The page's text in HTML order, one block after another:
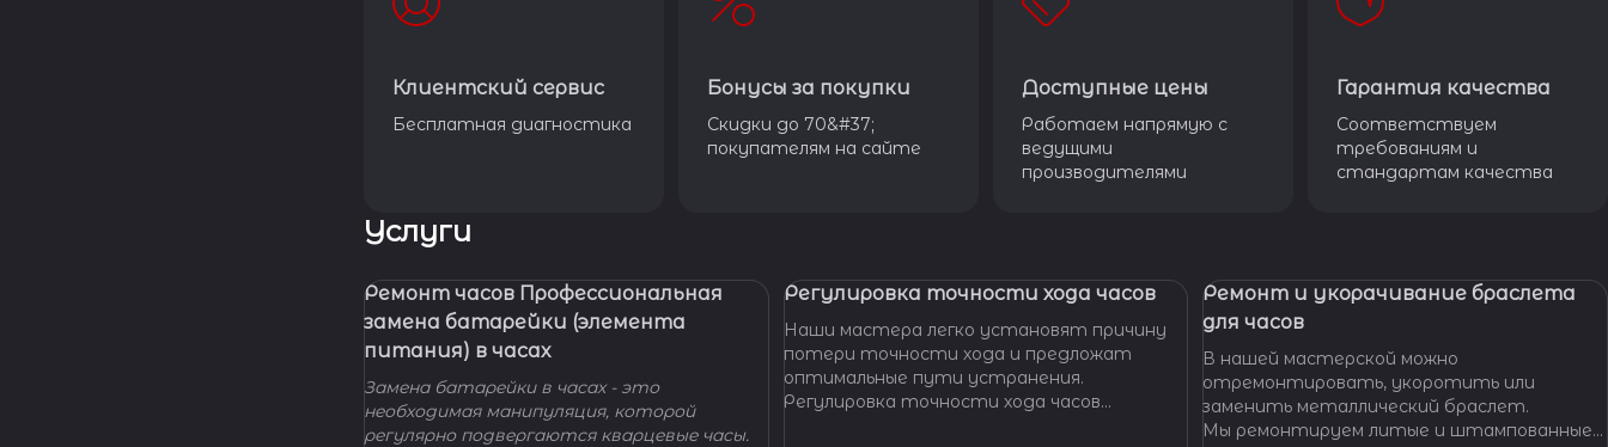
Клиентский сервис
Бесплатная диагностика
Бонусы за покупки
Скидки до 70&#37;
покупателям на сайте
Доступные цены
Работаем напрямую с
ведущими
производителями
Гарантия качества
Соответствуем
требованиям и
стандартам качества
Услуги
Ремонт часов Профессиональная
замена батарейки (элемента
питания) в часах
Замена батарейки в часах - это
необходимая манипуляция, которой
регулярно подвергаются кварцевые часы.
Регулировка точности хода часов
Наши мастера легко установят причину
потери точности хода и предложат
оптимальные пути устранения.
Регулировка точности хода часов
Ремонт и укорачивание браслета
для часов
В нашей мастерской можно
отремонтировать, укоротить или
заменить металлический браслет.
Мы ремонтируем литые и штампованные